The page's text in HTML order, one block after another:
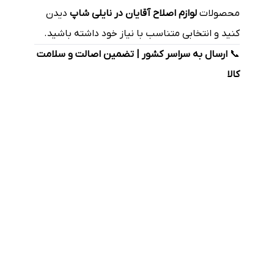
محصولات لوازم اصلاح آقایان در نایلی شاپ دیدن
کنید و انتخابی متناسب با نیاز خود داشته باشید.
📞 ارسال به سراسر کشور | تضمین اصالت و سلامت
کالا